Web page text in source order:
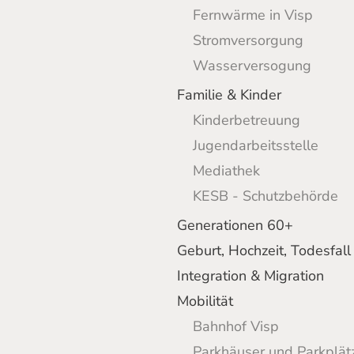
Fernwärme in Visp
Stromversorgung
Wasserversogung
Familie & Kinder
Kinderbetreuung
Jugendarbeitsstelle
Mediathek
KESB - Schutzbehörde
Generationen 60+
Geburt, Hochzeit, Todesfall
Integration & Migration
Mobilität
Bahnhof Visp